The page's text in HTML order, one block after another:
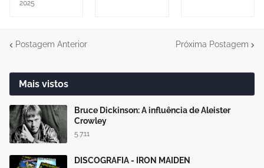
2025
Postagem Anterior Próxima Postagem
Mais vistos
Bruce Dickinson: A influência de Aleister
Crowley
5.7.11
DISCOGRAFIA - IRON MAIDEN